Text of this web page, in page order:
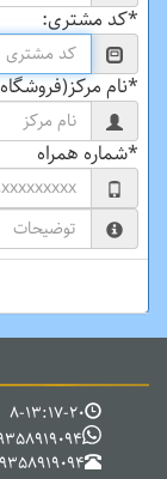
*کد مشتری:
*نام
*شماره همراه
8-13:17-20